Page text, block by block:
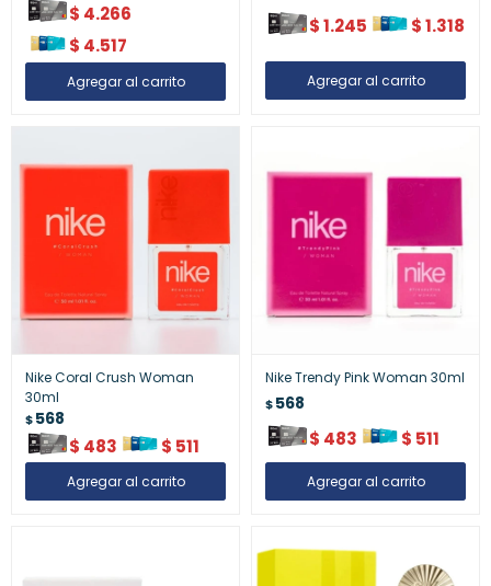
$ 4.266
$ 4.517
$1.245 $1.318
Nike Coral Crush Woman
30ml
$568
$ 483 $ 511
Nike Trendy Pink Woman 30ml
$568
$ 483 $ 511